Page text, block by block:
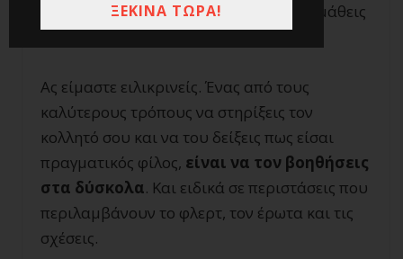
να το κάνεις; Αν ναι, τότε είναι ώρα να μάθεις
τα μυστικά του σωστού wingman.
Ας είμαστε ειλικρινείς. Ένας από τους
καλύτερους τρόπους να στηρίξεις τον
κολλητό σου και να του δείξεις πως είσαι
πραγματικός φίλος, είναι να τον βοηθήσεις
στα δύσκολα. Και ειδικά σε περιστάσεις που
περιλαμβάνουν το φλερτ, τον έρωτα και τις
σχέσεις.
ΞΕΚΙΝΑ ΤΩΡΑ!